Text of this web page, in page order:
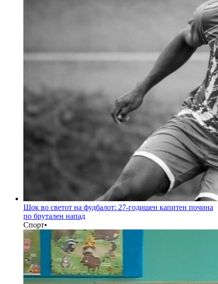
Шок во светот на фудбалот: 27-годишен капитен почина
по брутален напад
Спорт•